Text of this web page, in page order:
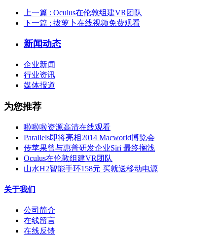
上一篇 : Oculus在伦敦组建VR团队
下一篇 : 拔萝卜在线视频免费观看
新闻动态
企业新闻
行业资讯
媒体报道
为您推荐
啦啦啦资源高清在线观看
Parallels即将亮相2014 Macworld博览会
传苹果曾与惠普研发企业Siri 最终搁浅
Oculus在伦敦组建VR团队
山水H2智能手环158元 买就送移动电源
关于我们
公司简介
在线留言
在线反馈